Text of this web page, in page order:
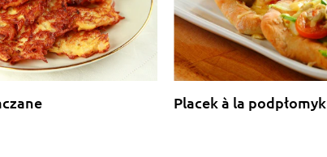
Placek à la podpłomyk